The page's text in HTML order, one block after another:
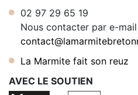
02 97 29 65 19
Nous contacter par e-mail
La Marmite fait son reuz
AVEC LE SOUTIEN